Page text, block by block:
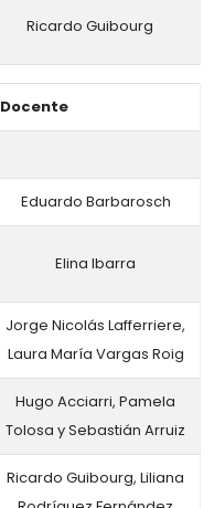
Ricardo Guibourg
Docente
Eduardo Barbarosch
Elina Ibarra
Jorge Nicolás Lafferriere,
Laura María Vargas Roig
Hugo Acciarri, Pamela
Tolosa y Sebastián Arruiz
Ricardo Guibourg, Liliana